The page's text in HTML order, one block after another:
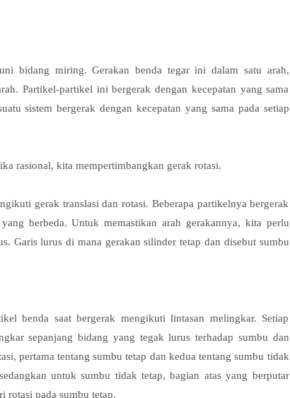
bidang miring. Gerakan benda tegar ini dalam satu arah,
Partikel-partikel ini bergerak dengan kecepatan yang sama
sistem bergerak dengan kecepatan yang sama pada setiap
rasional, kita mempertimbangkan gerak rotasi.
gerak translasi dan rotasi. Beberapa partikelnya bergerak
berbeda. Untuk memastikan arah gerakannya, kita perlu
Garis lurus di mana gerakan silinder tetap dan disebut sumbu
benda saat bergerak mengikuti lintasan melingkar. Setiap
sepanjang bidang yang tegak lurus terhadap sumbu dan
pertama tentang sumbu tetap dan kedua tentang sumbu tidak
untuk sumbu tidak tetap, bagian atas yang berputar
rotasi pada sumbu tetap.